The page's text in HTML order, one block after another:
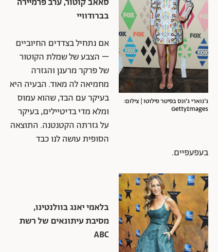
ג'נוארי ג'ונס בפיטר פילוטו | צילום:
GettyImages
בברודוויי
אם נתחיל בצדדים החיוביים
– הצבע של שמלת הקוטור
של פרקר מרענן והגזרה
מחמיאה לה מאוד. הבעיה היא
בעיקר עם הבד, שהוא עמוס
ומלא מדי בדיטיילים, בעיקר
על גזרתה הקטנטנה. התוצאה
הסופית עושה לנו כבד
בעפעפיים.
בלאמי יאנג בוולנטינו,
מסיבת עיתונאים של רשת
ABC